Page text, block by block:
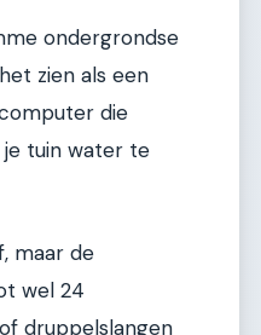
ondergrondse
zien als een
die
je tuin water te
maar de
wel 24
druppelslangen